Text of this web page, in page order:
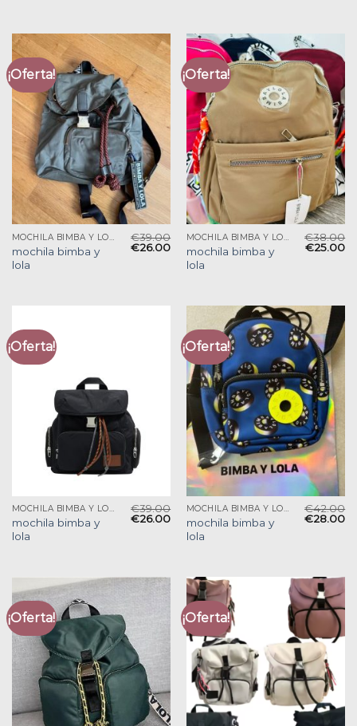
¡Oferta!
MOCHILA BIMBA Y LOLA
mochila bimba y
lola
€39.00
€26.00
¡Oferta!
MOCHILA BIMBA Y LOLA
mochila bimba y
lola
€38.00
€25.00
¡Oferta!
MOCHILA BIMBA Y LOLA
mochila bimba y
lola
€39.00
€26.00
¡Oferta!
MOCHILA BIMBA Y LOLA
mochila bimba y
lola
€42.00
€28.00
¡Oferta! ¡Oferta!